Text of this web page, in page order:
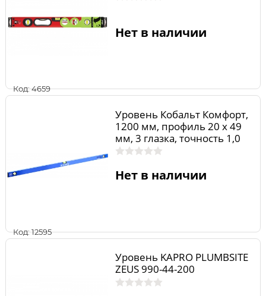
Код: 4659
Нет в наличии
Код: 12595
Уровень Кобальт Комфорт,
1200 мм, профиль 20 x 49
мм, 3 глазка, точность 1,0
мм/м
Нет в наличии
Уровень KAPRO PLUMBSITE
ZEUS 990-44-200